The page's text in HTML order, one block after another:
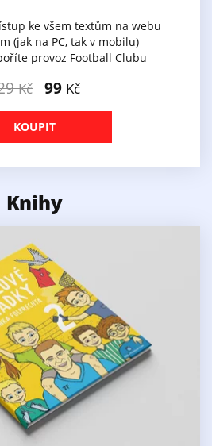
ke všem textům na webu
(jak na PC, tak v mobilu)
provoz Football Clubu
Kč 99 Kč
KOUPIT
Knihy